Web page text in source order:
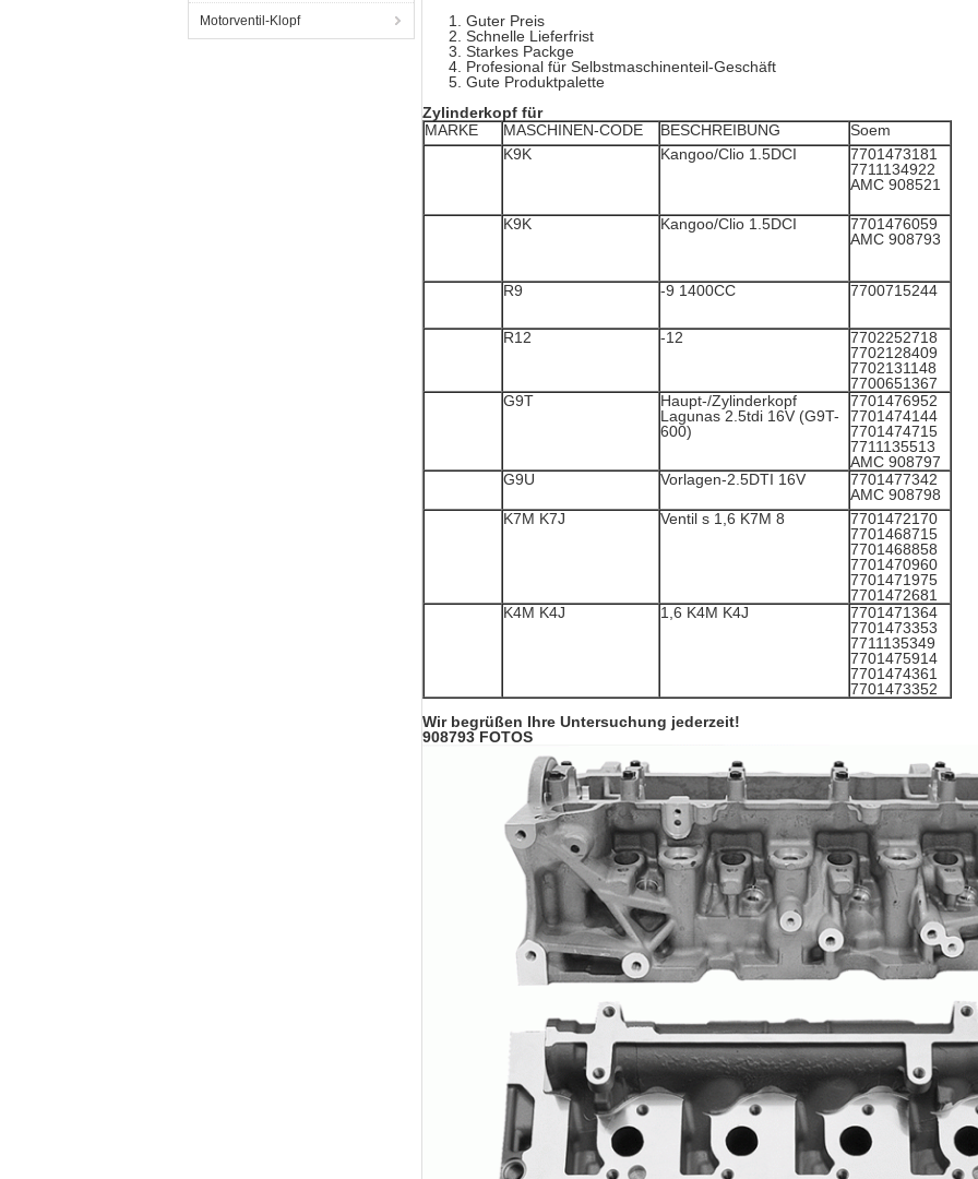
Motorventil-Klopf
Guter Preis
Schnelle Lieferfrist
Starkes Packge
Profesional für Selbstmaschinenteil-Geschäft
Gute Produktpalette
Zylinderkopf für
MARKE
MASCHINEN-CODE BESCHREIBUNG
Soem
K9K
Kangoo/Clio 1.5DCI
7701473181
7711134922
AMC 908521
K9K Kangoo/Clio 1.5DCI
7701476059
AMC 908793
R9 -9 1400CC 7700715244
R12 -12
7702252718
7702128409
7702131148
7700651367
G9T
Haupt-/Zylinderkopf
Lagunas 2.5tdi 16V (G9T-
600)
7701476952
7701474144
7701474715
7711135513
AMC 908797
G9U
Vorlagen-2.5DTI 16V
7701477342
AMC 908798
K7M K7J
Ventil s 1,6 K7M 8
7701472170
7701468715
7701468858
7701470960
7701471975
7701472681
K4M K4J
1,6 K4M K4J
7701471364
7701473353
7711135349
7701475914
7701474361
7701473352
Wir begrüßen Ihre Untersuchung jederzeit!
908793 FOTOS